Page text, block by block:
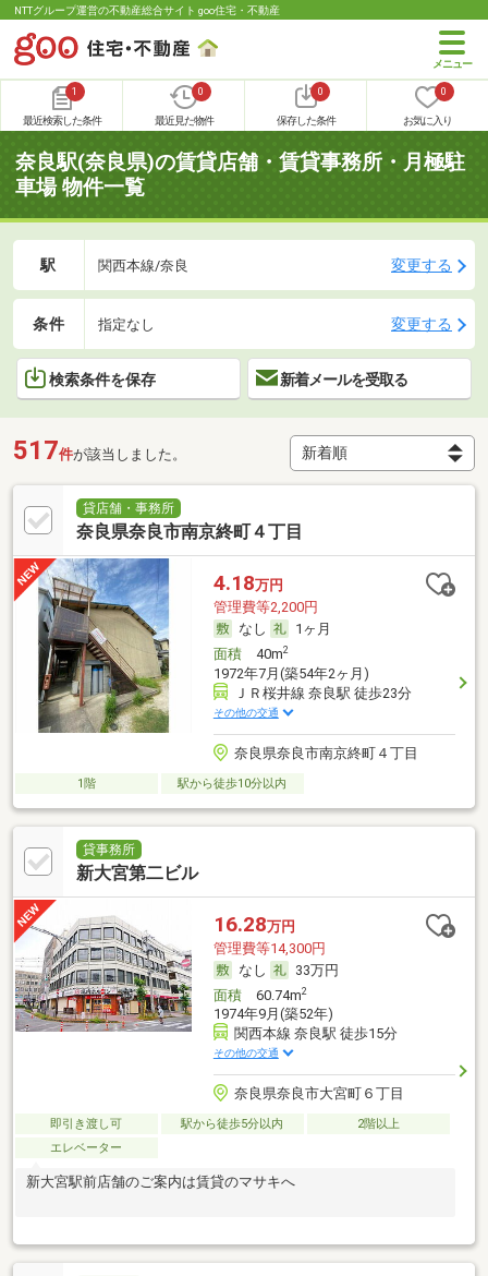
NTTグループ運営の不動産総合サイト goo住宅・不動産
1
最近検索した条件
0
最近見た物件
0
保存した条件
0
お気に入り
奈良駅(奈良県)の賃貸店舗・賃貸事務所・月極駐
車場 物件一覧
駅 関西本線/奈良 変更する
条件 指定なし 変更する
検索条件を保存 新着メールを受取る
517件が該当しました。
貸店舗・事務所
奈良県奈良市南京終町４丁目
4.18万円
管理費等2,200円
なし
1ヶ月
面積40m2
1972年7月(築54年2ヶ月)
ＪＲ桜井線 奈良駅 徒歩23分
その他の交通
奈良県奈良市南京終町４丁目
1階 駅から徒歩10分以内
貸事務所
新大宮第二ビル
16.28万円
管理費等14,300円
なし
33万円
面積60.74m2
1974年9月(築52年)
関西本線 奈良駅 徒歩15分
その他の交通
奈良県奈良市大宮町６丁目
即引き渡し可 駅から徒歩5分以内
2階以上
エレベーター
新大宮駅前店舗のご案内は賃貸のマサキへ